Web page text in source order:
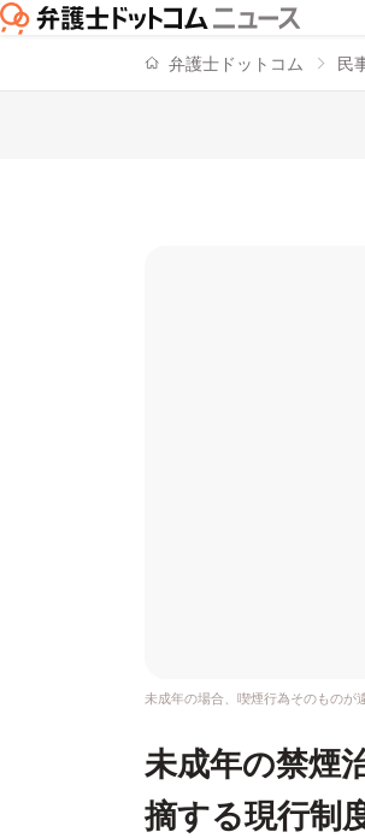
弁護士ドットコム 民
未成年の場合、喫煙行為そのものが
未成年の禁煙
摘する現行制